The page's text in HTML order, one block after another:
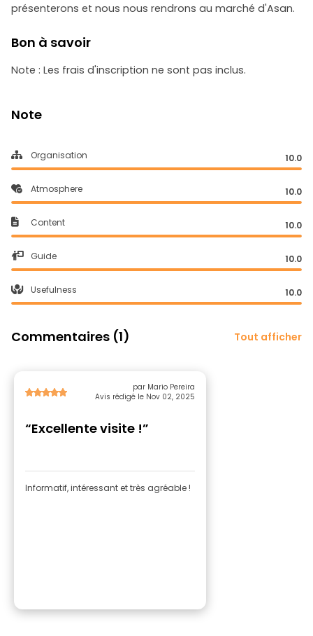
présenterons et nous nous rendrons au marché d'Asan.
Bon à savoir
Note : Les frais d'inscription ne sont pas inclus.
Note
Organisation 10.0
Atmosphere 10.0
Content 10.0
Guide 10.0
Usefulness 10.0
Commentaires (1) Tout afficher
par Mario Pereira
Avis rédigé le Nov 02, 2025
“Excellente visite !”
Informatif, intéressant et très agréable !